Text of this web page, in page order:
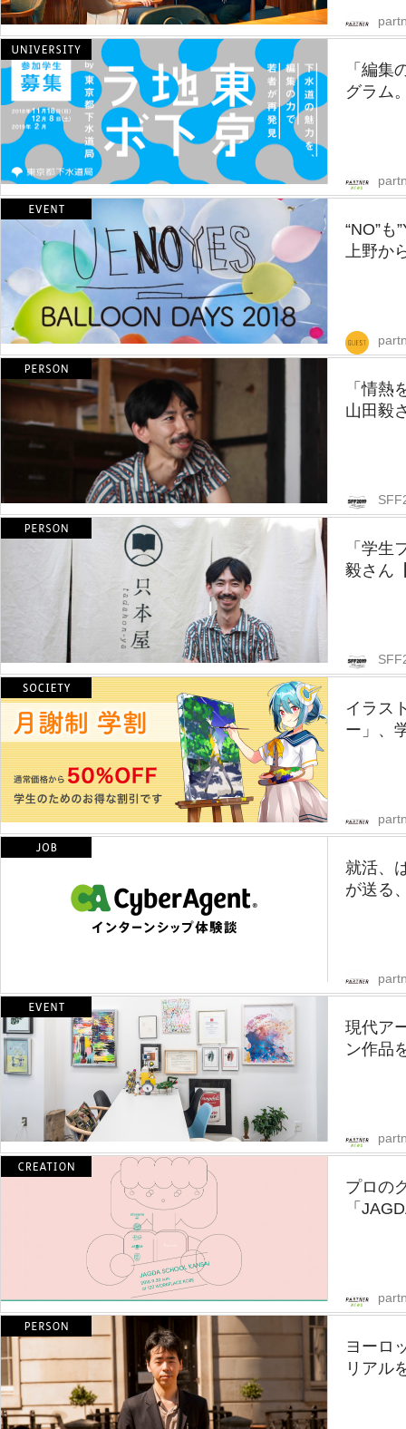
「編集
グラム
“NO”も
上野か
「情熱
山田毅
「学生
毅さん
イラス
ー」、
就活、
が送る
現代ア
ン作品
プロの
「
ヨーロ
リアル